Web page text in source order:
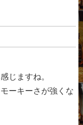
じますね。
ーキーさが強くな